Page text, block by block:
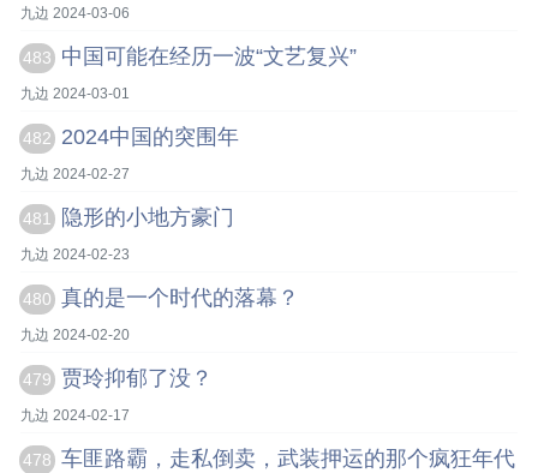
九边 2024-03-06
483 中国可能在经历一波“文艺复兴”
九边 2024-03-01
482 2024中国的突围年
九边 2024-02-27
481 隐形的小地方豪门
九边 2024-02-23
480 真的是一个时代的落幕？
九边 2024-02-20
479 贾玲抑郁了没？
九边 2024-02-17
478 车匪路霸，走私倒卖，武装押运的那个疯狂年代